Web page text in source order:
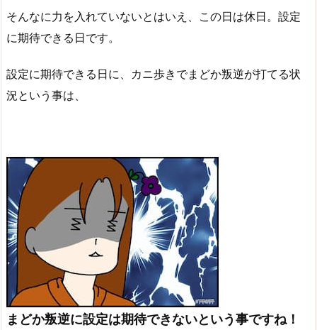
そんなに力を入れていないとはいえ、この日は休日。設定
に期待できる日です。
設定に期待できる日に、カニ歩きでまどか叛逆が打てる状
況という事は、
まどか叛逆に設定は期待できないという事ですね！